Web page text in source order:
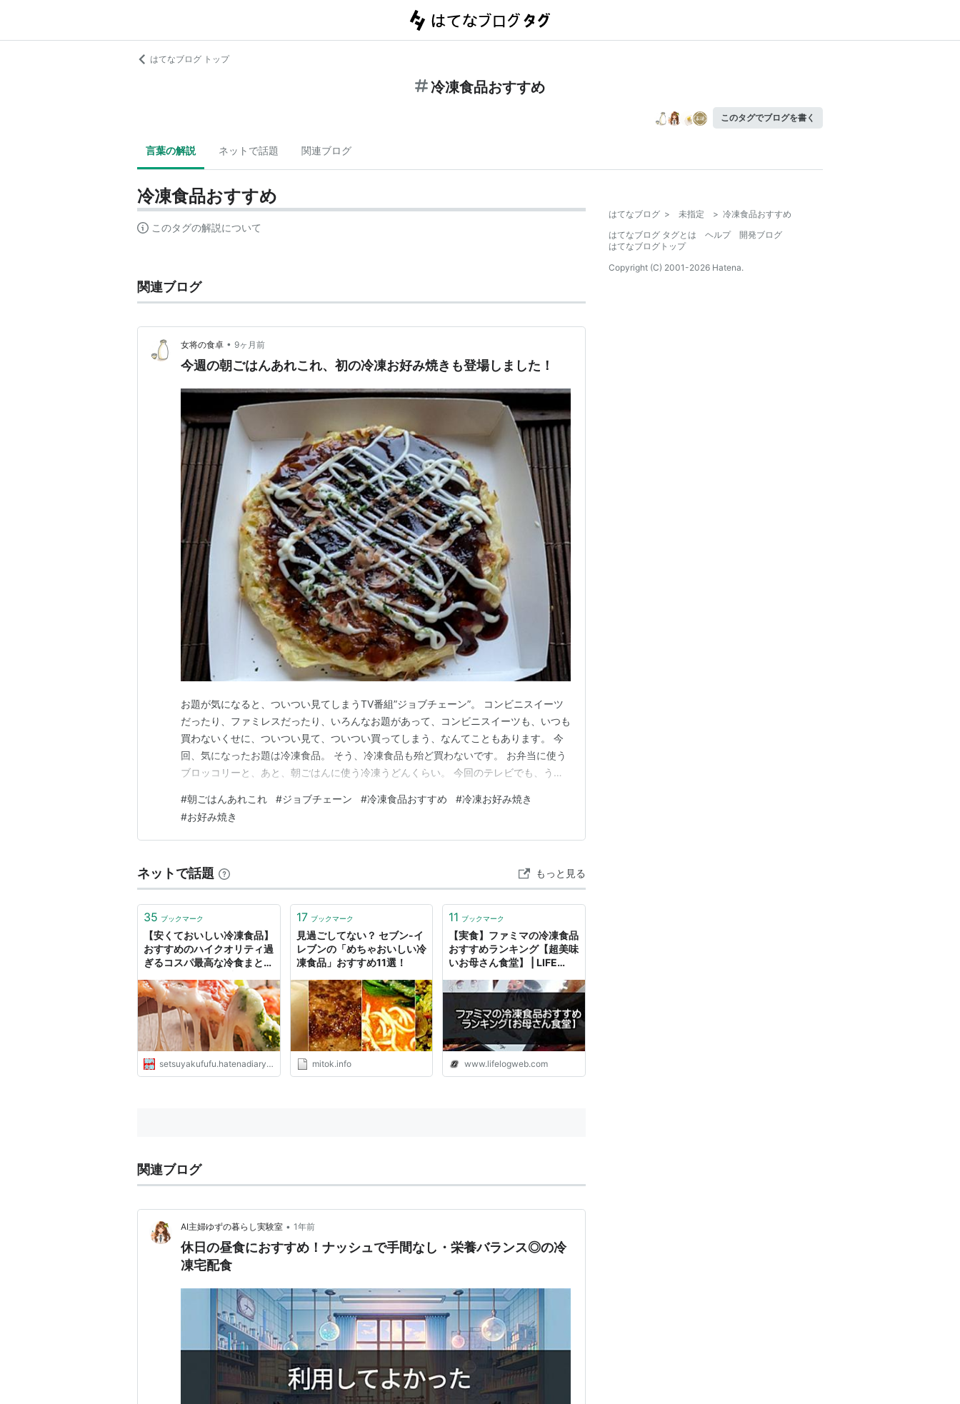
はてなブログ トップ
冷凍食品おすすめ
このタグでブログを書く
言葉の解説 ネットで話題 関連ブログ
冷凍食品おすすめ
このタグの解説について
関連ブログ
女将の食卓 • 9ヶ月前
今週の朝ごはんあれこれ、初の冷凍お好み焼きも登場しました！
お題が気になると、ついつい見てしまうTV番組”ジョブチェーン”。 コンビニスイーツ
だったり、ファミレスだったり、いろんなお題があって、コンビニスイーツも、いつも
買わないくせに、ついつい見て、ついつい買ってしまう、なんてこともあります。 今
回、気になったお題は冷凍食品。 そう、冷凍食品も殆ど買わないです。 お弁当に使う
ブロッコリーと、あと、朝ごはんに使う冷凍うどんくらい。 今回のテレビでも、うど
のお好み焼きです。 あまりに気になって買ってみました！ 今週の朝ごはんあれこれ、
初の冷凍お好み焼きも登場しました！ 粉もの 冷…
#朝ごはんあれこれ #ジョブチェーン #冷凍食品おすすめ #冷凍お好み焼き
#お好み焼き
ネットで話題 もっと見る
35 ブックマーク
【安くておいしい冷凍食品】
おすすめのハイクオリティ過
ぎるコスパ最高な冷食まと
スメ
setsuyakufufu.hatenadiary.jp
17 ブックマーク
見過ごしてない？ セブン-イ
レブンの「めちゃおいしい冷
凍食品」おすすめ11選！
mitok.info
11 ブックマーク
【実食】ファミマの冷凍食品
おすすめランキング【超美味
いお母さん食堂】 | LIFE
www.lifelogweb.com
関連ブログ
AI主婦ゆずの暮らし実験室 • 1年前
休日の昼食におすすめ！ナッシュで手間なし・栄養バランス◎の冷
凍宅配食
はてなブログ > 未指定 > 冷凍食品おすすめ
はてなブログ タグとは
ヘルプ
開発ブログ
はてなブログトップ
Copyright (C) 2001-2026 Hatena.